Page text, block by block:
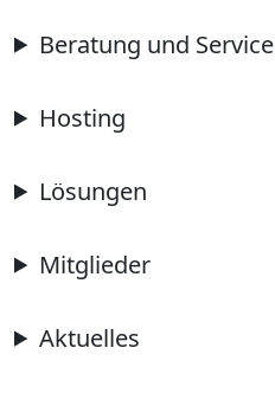
Beratung und Service
Hosting
Lösungen
Mitglieder
Aktuelles